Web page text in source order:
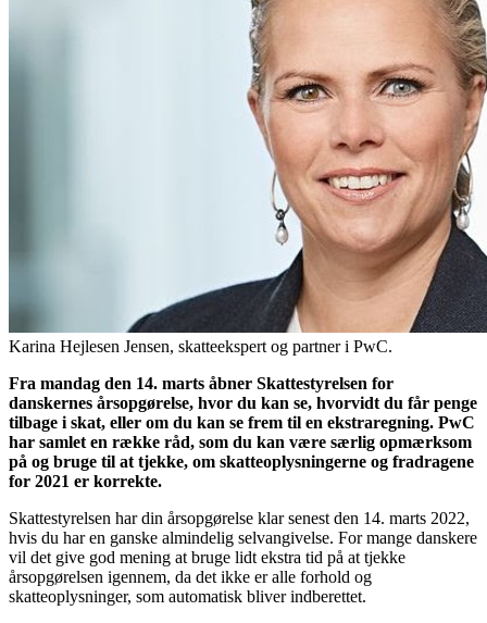
Karina Hejlesen Jensen, skatteekspert og partner i PwC.
Fra mandag den 14. marts åbner Skattestyrelsen for
danskernes årsopgørelse, hvor du kan se, hvorvidt du får penge
tilbage i skat, eller om du kan se frem til en ekstraregning. PwC
har samlet en række råd, som du kan være særlig opmærksom
på og bruge til at tjekke, om skatteoplysningerne og fradragene
for 2021 er korrekte.
Skattestyrelsen har din årsopgørelse klar senest den 14. marts 2022,
hvis du har en ganske almindelig selvangivelse. For mange danskere
vil det give god mening at bruge lidt ekstra tid på at tjekke
årsopgørelsen igennem, da det ikke er alle forhold og
skatteoplysninger, som automatisk bliver indberettet.